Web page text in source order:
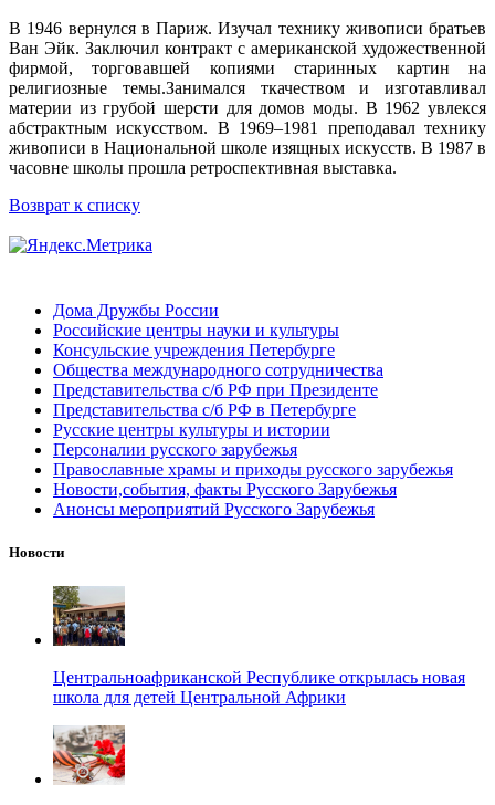
В 1946 вернулся в Париж. Изучал технику живописи братьев
Ван Эйк. Заключил контракт с американской художественной
фирмой, торговавшей копиями старинных картин на
религиозные темы.Занимался ткачеством и изготавливал
материи из грубой шерсти для домов моды. В 1962 увлекся
абстрактным искусством. В 1969–1981 преподавал технику
живописи в Национальной школе изящных искусств. В 1987 в
часовне школы прошла ретроспективная выставка.
Возврат к списку
Дома Дружбы России
Российские центры науки и культуры
Консульские учреждения Петербурге
Общества международного сотрудничества
Представительства с/б РФ при Президенте
Представительства с/б РФ в Петербурге
Русские центры культуры и истории
Персоналии русского зарубежья
Православные храмы и приходы русского зарубежья
Новости,события, факты Русского Зарубежья
Анонсы мероприятий Русского Зарубежья
Новости
Центральноафриканской Республике открылась новая
школа для детей Центральной Африки